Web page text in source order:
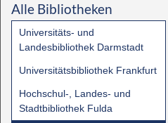
Alle Bibliotheken
Universitäts- und
Landesbibliothek Darmstadt
Universitätsbibliothek Frankfurt
Hochschul-, Landes- und
Stadtbibliothek Fulda